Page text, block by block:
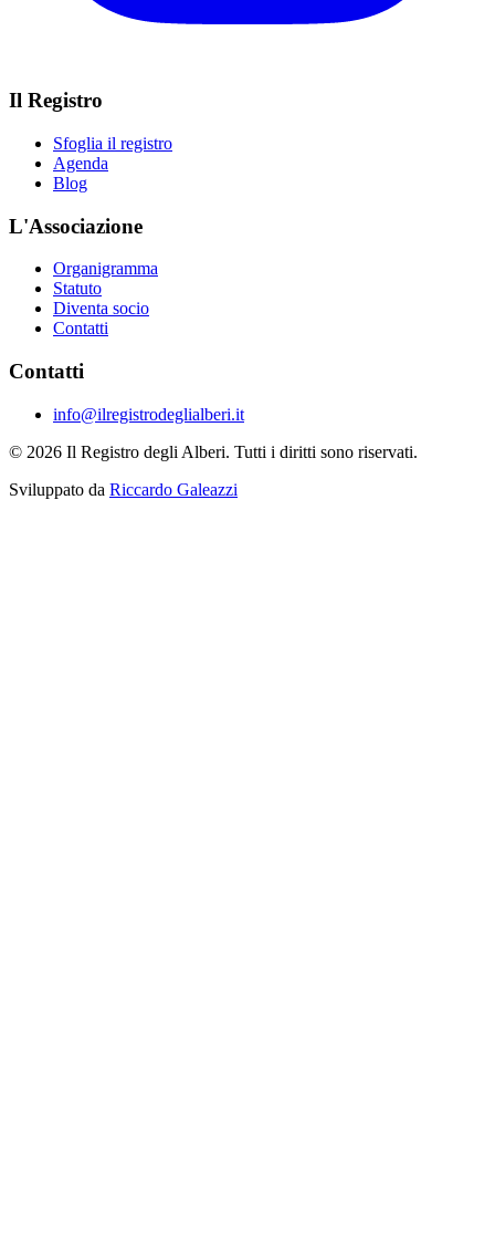
Il Registro
Sfoglia il registro
Agenda
Blog
L'Associazione
Organigramma
Statuto
Diventa socio
Contatti
Contatti
info@ilregistrodeglialberi.it
© 2026 Il Registro degli Alberi. Tutti i diritti sono riservati.
Sviluppato da Riccardo Galeazzi